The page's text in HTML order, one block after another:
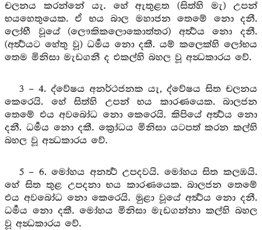
චලනය කරන්නේ යැ. හේ ඇතුළත (සිත්හි මැ) උපන්
භයහෙතුයෙක. ඒ භය බාල මහාජන තෙමේ නො දනී.
ලෝභී වූයේ (ලෞකිකලොකොත්තර) අර්‍ත්‍ථය නො දනී.
(අර්‍ත්‍ථයට හේතු වූ) ධර්‍මය නො දකී. යම් කලෙක්හි ලෝභය
තෙම මිනිසා මැඩගනී ද එකල්හි බහල වූ අන්‍ධකාරය වේ.
3 – 4. ද්වේෂය අනර්ථජනක යැ, ද්වේෂය සිත චලනය
කෙරෙයි. හේ සිත්හි උපන් භය කාරණයෙක. බාලජන
තෙමේ එය අවබෝධ නො කෙරෙයි. කිපියේ අර්‍ත්‍ථය නො
දනී. ධර්‍මය නො දකී. ක්‍රෝධය මිනිසා යටපත් කරන කල්හි
බහල වූ අන්‍ධකාරය වේ.
5 – 6. මෝහය අනර්‍ත්‍ථ උපදවයි. මෝහය සිත කලඹයි.
හේ සිත තුළ උපදනා භය කාරණයෙක. බාලජන තෙමේ
එය අවබෝධ නො කෙරෙයි. මුළා වූයේ අර්‍ත්‍ථය නො දනී.
ධර්‍මය නො දකී. මෝහය මිනිසා මැඩගන්නා කල්හි බහල
වූ අන්‍ධකාරය වේ.